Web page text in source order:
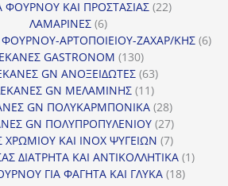
προϊόντα
ΦΟΥΡΝΟΥ ΚΑΙ ΠΡΟΣΤΑΣΙΑΣ 2222
ΛΑΜΑΡΙΝΕΣ 66
προϊόντα
ΑΡΤΟΠΟΙΕΙΟΥ-ΖΑΧΑΡ/ΚΗΣ 66
GASTRONOM 130130
προϊόντα
GN ΑΝΟΞΕΙΔΩΤΕΣ 6363
GN ΜΕΛΑΜΙΝΗΣ 1111
προϊόντα
GN ΠΟΛΥΚΑΡΜΠΟΝΙΚΑ 2828
προϊόντα
GN ΠΟΛΥΠΡΟΠΥΛΕΝΙΟΥ 2727
προϊόντα
ΧΡΩΜΙΟΥ ΚΑΙ INOX ΨΥΓΕΙΩΝ 77
προϊόντα
ΔΙΑΤΡΗΤΑ ΚΑΙ ΑΝΤΙΚΟΛΛΗΤΙΚΑ 11
ΓΙΑ ΦΑΓΗΤΑ ΚΑΙ ΓΛΥΚΑ 1818